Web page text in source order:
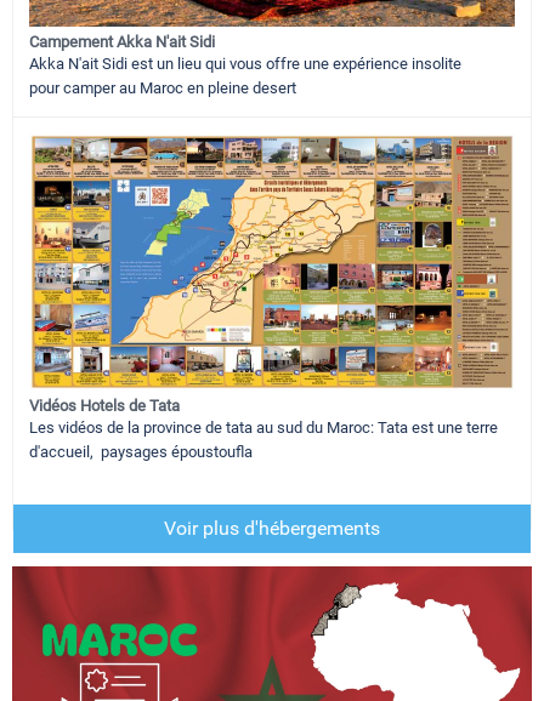
Campement Akka N'ait Sidi
Akka N'ait Sidi est un lieu qui vous offre une expérience insolite
pour camper au Maroc en pleine desert
Vidéos Hotels de Tata
Les vidéos de la province de tata au sud du Maroc: Tata est une terre
d'accueil, paysages époustoufla
Voir plus d'hébergements